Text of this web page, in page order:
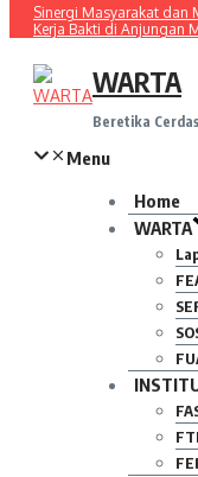
Sinergi Masyarakat dan
Kerja Bakti di Anjungan
WARTA
Beretika
Menu
Home
WARTA